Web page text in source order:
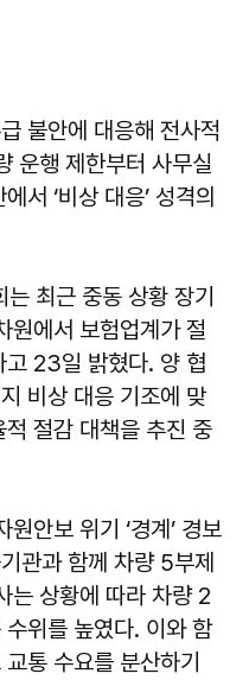
불안에 대응해 전사적
운행 제한부터 사무실
서 ‘비상 대응’ 성격의
최근 중동 상황 장기
원에서 보험업계가 절
고 23일 밝혔다. 양 협
비상 대응 기조에 맞
절감 대책을 추진 중
안보 위기 ‘경계’ 경보
관과 함께 차량 5부제
는 상황에 따라 차량 2
위를 높였다. 이와 함
통 수요를 분산하기